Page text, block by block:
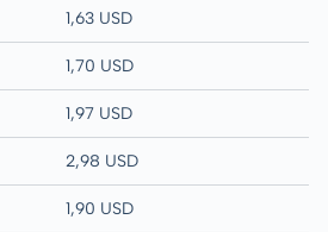
1,63 USD
1,70 USD
1,97 USD
2,98 USD
1,90 USD